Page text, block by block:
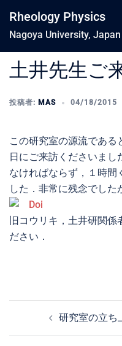
ン
Rheology Physics
Nagoya University, Japan
土井先生ご
投稿者: MAS 04/18/2015
この研究室の源流である
日にご来訪くださいまし
なければならず，１時間
した．非常に残念でした
旧コウリキ，土井研関係
ださい．
研究室の立ち